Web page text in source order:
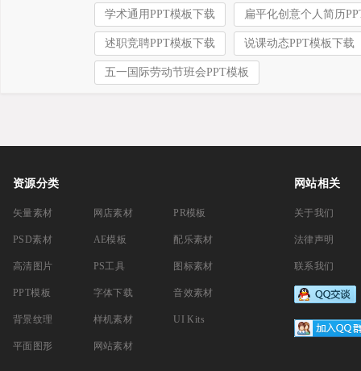
学术通用PPT模板下载 扁平化创意个人简历
述职竞聘PPT模板下载 说课动态PPT模板下载
五一国际劳动节班会PPT模板
资源分类
矢量素材
PSD素材
高清图片
PPT模板
背景纹理
平面图形
网店素材
AE模板
PS工具
字体下载
样机素材
网站素材
PR模板
配乐素材
图标素材
音效素材
UI Kits
网站相关
关于我们
法律声明
联系我们